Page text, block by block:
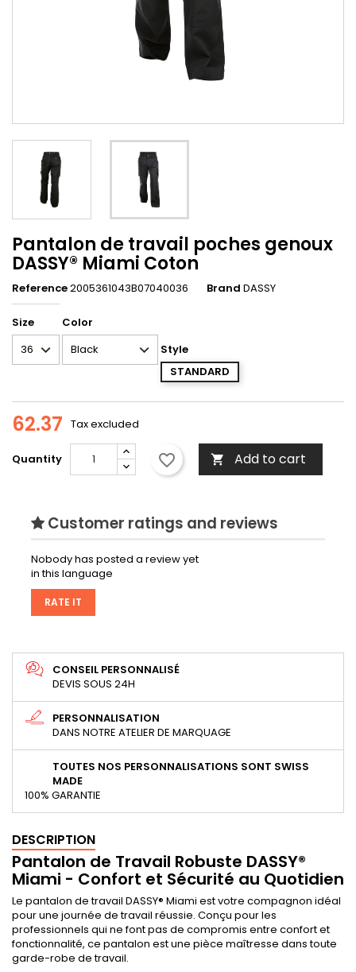
Pantalon de travail poches genoux
DASSY® Miami Coton
Reference2005361043B07040036 Brand DASSY
Size
Color
Style
STANDARD
62.37 Tax excluded
Quantity favorite_border  Add to cart
Customer ratings and reviews
Nobody has posted a review yet
in this language
RATE IT
CONSEIL PERSONNALISÉ
DEVIS SOUS 24H
PERSONNALISATION
DANS NOTRE ATELIER DE MARQUAGE
TOUTES NOS PERSONNALISATIONS SONT SWISS
MADE
100% GARANTIE
DESCRIPTION
Pantalon de Travail Robuste DASSY®
Miami - Confort et Sécurité au Quotidien
Le pantalon de travail DASSY® Miami est votre compagnon idéal
pour une journée de travail réussie. Conçu pour les
professionnels qui ne font pas de compromis entre confort et
fonctionnalité, ce pantalon est une pièce maîtresse dans toute
garde-robe de travail.